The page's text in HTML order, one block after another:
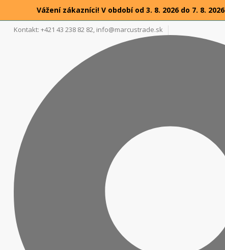
Vážení zákazníci! V období od 3. 8. 2026 do 7. 8.
Kontakt: +421 43 238 82 82, info@marcustrade.sk